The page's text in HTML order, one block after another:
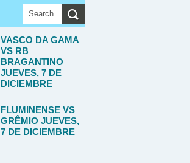
VASCO DA GAMA
VS RB
BRAGANTINO
JUEVES, 7 DE
DICIEMBRE
FLUMINENSE VS
GRÊMIO JUEVES,
7 DE DICIEMBRE